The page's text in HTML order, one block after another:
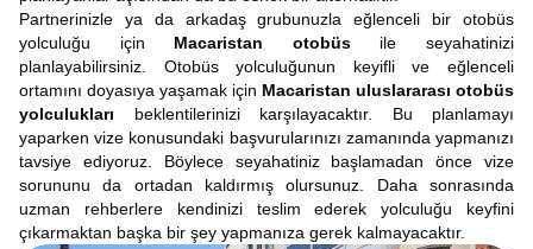
Partnerinizle ya da arkadaş grubunuzla eğlenceli bir otobüs
yolculuğu için Macaristan otobüsile seyahatinizi
planlayabilirsiniz. Otobüs yolculuğunun keyifli ve eğlenceli
ortamını doyasıya yaşamak için Macaristan uluslararası otobüs
yolculukları beklentilerinizi karşılayacaktır. Bu planlamayı
yaparken vize konusundaki başvurularınızı zamanında yapmanızı
tavsiye ediyoruz. Böylece seyahatiniz başlamadan önce vize
sorununu da ortadan kaldırmış olursunuz. Daha sonrasında
uzman rehberlere kendinizi teslim ederek yolculuğu keyfini
çıkarmaktan başka bir şey yapmanıza gerek kalmayacaktır.